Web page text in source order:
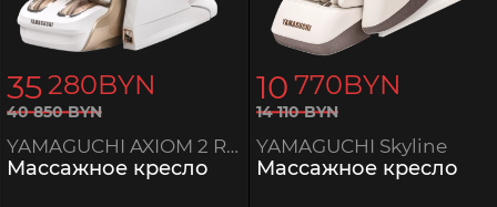
35 280BYN
40 850BYN
YAMAGUCHI AXIOM 2 Robotics
Массажное кресло
10 770BYN
14 110BYN
YAMAGUCHI Skyline
Массажное кресло